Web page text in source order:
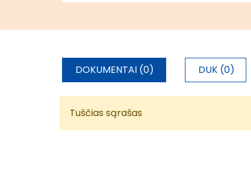
DOKUMENTAI (0) DUK (0)
Tuščias sąrašas